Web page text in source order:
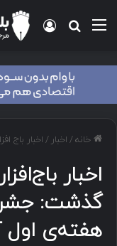
خانه/ اخبار / اخبار باج
اخبار
گذشت: جشن
هفته‌ی اول